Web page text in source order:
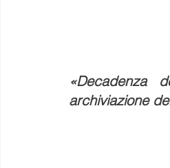
«Decadenza
archiviazione